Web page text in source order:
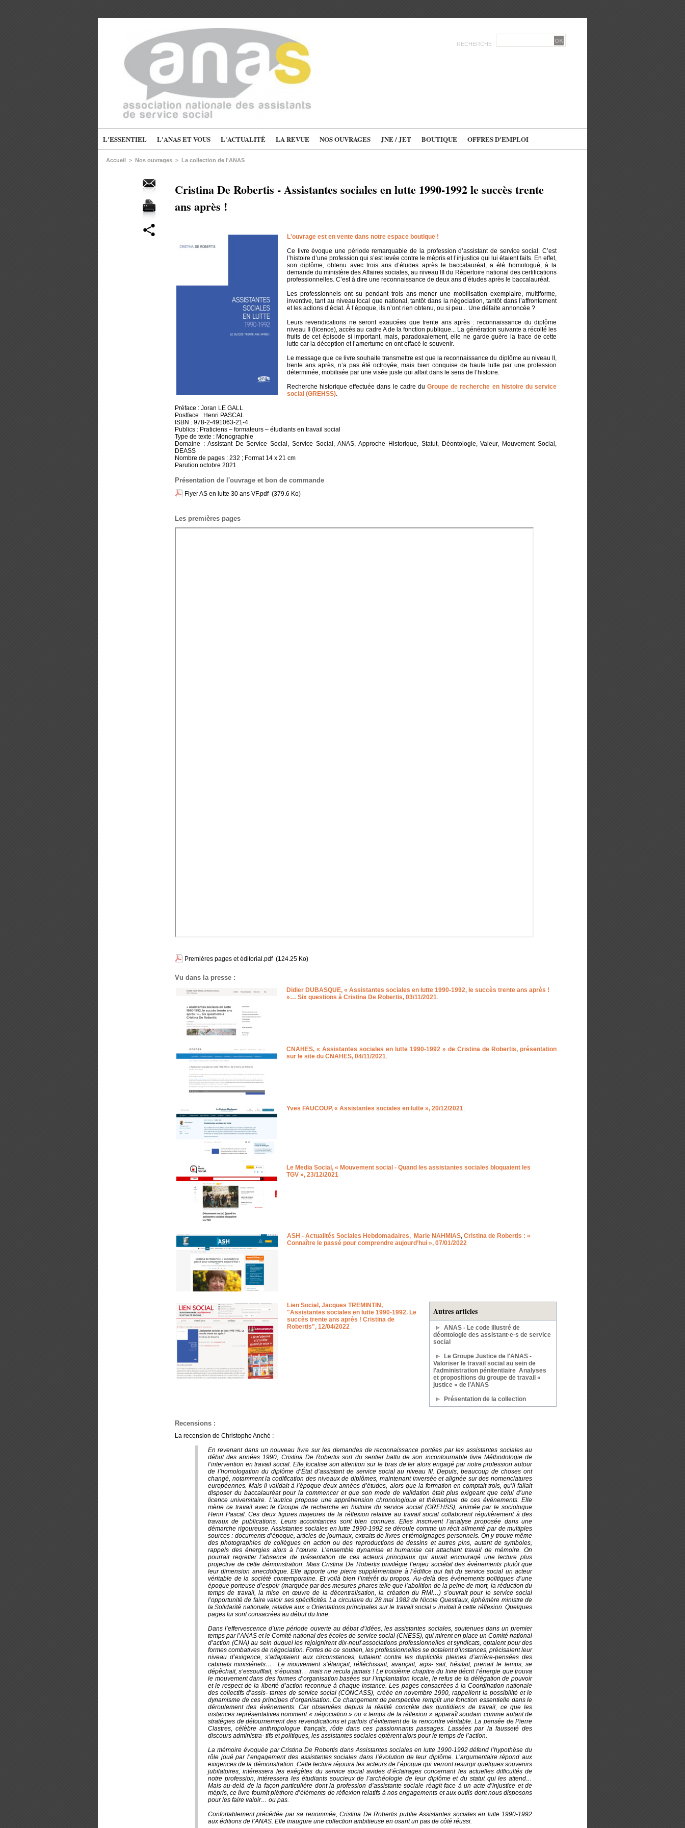
RECHERCHE
L'ESSENTIEL L'ANAS ET VOUS L'ACTUALITÉ LA REVUE NOS OUVRAGES JNE / JET BOUTIQUE OFFRES D'EMPLOI
Accueil > Nos ouvrages > La collection de l'ANAS
Cristina De Robertis - Assistantes sociales en lutte 1990-1992 le succès trente
ans après !
L'ouvrage est en vente dans notre espace boutique !
Ce livre évoque une période remarquable de la profession d’assistant de service social. C’est
l’histoire d’une profession qui s’est levée contre le mépris et l’injustice qui lui étaient faits. En effet,
son diplôme, obtenu avec trois ans d’études après le baccalauréat, a été homologué, à la
demande du ministère des Affaires sociales, au niveau III du Répertoire national des certifications
professionnelles. C’est à dire une reconnaissance de deux ans d’études après le baccalauréat.
Les professionnels ont su pendant trois ans mener une mobilisation exemplaire, multiforme,
inventive, tant au niveau local que national, tantôt dans la négociation, tantôt dans l’affrontement
et les actions d’éclat. À l’époque, ils n’ont rien obtenu, ou si peu... Une défaite annoncée ?
Leurs revendications ne seront exaucées que trente ans après : reconnaissance du diplôme
niveau II (licence), accès au cadre A de la fonction publique... La génération suivante a récolté́ les
fruits de cet épisode si important, mais, paradoxalement, elle ne garde guère la trace de cette
lutte car la déception et l’amertume en ont effacé le souvenir.
Le message que ce livre souhaite transmettre est que la reconnaissance du diplôme au niveau II,
trente ans après, n’a pas été octroyée, mais bien conquise de haute lutte par une profession
déterminée, mobilisée par une visée juste qui allait dans le sens de l’histoire.
Recherche historique effectuée dans le cadre duGroupe de recherche en histoire du service
social (GREHSS).
Préface : Joran LE GALL
Postface : Henri PASCAL
ISBN : 978-2-491063-21-4
Publics : Praticiens – formateurs – étudiants en travail social
Type de texte : Monographie
Domaine : Assistant De Service Social, Service Social, ANAS, Approche Historique, Statut, Déontologie, Valeur, Mouvement Social,
DEASS
Nombre de pages : 232 ; Format 14 x 21 cm
Parution octobre 2021
Présentation de l'ouvrage et bon de commande
Flyer AS en lutte 30 ans VF.pdf (379.6 Ko)
Les premières pages
Premières pages et éditorial.pdf (124.25 Ko)
Vu dans la presse :
Didier DUBASQUE, « Assistantes sociales en lutte 1990-1992, le succès trente ans après !
»… Six questions à Cristina De Robertis, 03/11/2021.
CNAHES, « Assistantes sociales en lutte 1990-1992 » de Cristina de Robertis, présentation
sur le site du CNAHES, 04/11/2021.
Yves FAUCOUP, « Assistantes sociales en lutte », 20/12/2021.
Le Media Social, « Mouvement social - Quand les assistantes sociales bloquaient les
TGV », 23/12/2021
ASH - Actualités Sociales Hebdomadaires, Marie NAHMIAS,Cristina de Robertis : «
Connaître le passé pour comprendre aujourd’hui », 07/01/2022
Autres articles
ANAS - Le code illustré de
déontologie des assistant·e·s de service
social
Le Groupe Justice de l'ANAS -
Valoriser le travail social au sein de
l'administration pénitentiaire Analyses
et propositions du groupe de travail «
justice » de l’ANAS
Présentation de la collection
Lien Social, Jacques TREMINTIN,
"Assistantes sociales en lutte 1990-1992. Le
succès trente ans après ! Cristina de
Robertis", 12/04/2022
Recensions :
La recension de Christophe Anché :
En revenant dans un nouveau livre sur les demandes de reconnaissance portées par les assistantes sociales au
début des années 1990, Cristina De Robertis sort du sentier battu de son incontournable livre Méthodologie de
l’intervention en travail social. Elle focalise son attention sur le bras de fer alors engagé par notre profession autour
de l’homologation du diplôme d’État d’assistant de service social au niveau III. Depuis, beaucoup de choses ont
changé, notamment la codification des niveaux de diplômes, maintenant inversée et alignée sur des nomenclatures
européennes. Mais il validait à l’époque deux années d’études, alors que la formation en comptait trois, qu’il fallait
disposer du baccalauréat pour la commencer et que son mode de validation était plus exigeant que celui d’une
licence universitaire. L’autrice propose une appréhension chronologique et thématique de ces événements. Elle
mène ce travail avec le Groupe de recherche en histoire du service social (GREHSS), animée par le sociologue
Henri Pascal. Ces deux figures majeures de la réflexion relative au travail social collaborent régulièrement à des
travaux de publications. Leurs accointances sont bien connues. Elles inscrivent l’analyse proposée dans une
démarche rigoureuse. Assistantes sociales en lutte 1990-1992 se déroule comme un récit alimenté par de multiples
sources : documents d’époque, articles de journaux, extraits de livres et témoignages personnels. On y trouve même
des photographies de collègues en action ou des reproductions de dessins et autres pins, autant de symboles,
rappels des énergies alors à l’œuvre. L’ensemble dynamise et humanise cet attachant travail de mémoire. On
pourrait regretter l’absence de présentation de ces acteurs principaux qui aurait encouragé une lecture plus
projective de cette démonstration. Mais Cristina De Robertis privilégie l’enjeu sociétal des événements plutôt que
leur dimension anecdotique. Elle apporte une pierre supplémentaire à l’édifice qui fait du service social un acteur
véritable de la société contemporaine. Et voilà bien l’intérêt du propos. Au‑delà des événements politiques d’une
époque porteuse d’espoir (marquée par des mesures phares telle que l’abolition de la peine de mort, la réduction du
temps de travail, la mise en œuvre de la décentralisation, la création du RMI…) s’ouvrait pour le service social
l’opportunité de faire valoir ses spécificités. La circulaire du 28 mai 1982 de Nicole Questiaux, éphémère ministre de
la Solidarité nationale, relative aux « Orientations principales sur le travail social » invitait à cette réflexion. Quelques
pages lui sont consacrées au début du livre.
Dans l’effervescence d’une période ouverte au débat d’idées, les assistantes sociales, soutenues dans un premier
temps par l’ANAS et le Comité national des écoles de service social (CNESS), qui mirent en place un Comité national
d’action (CNA) au sein duquel les rejoignirent dix‑neuf associations professionnelles et syndicats, optaient pour des
formes combatives de négociation. Fortes de ce soutien, les professionnelles se dotaient d’instances, précisaient leur
niveau d’exigence, s’adaptaient aux circonstances, luttaient contre les duplicités pleines d’arrière‑pensées des
cabinets ministériels… Le mouvement s’élançait, réfléchissait, avançait, agis‑ sait, hésitait, prenait le temps, se
dépêchait, s’essoufflait, s’épuisait… mais ne recula jamais ! Le troisième chapitre du livre décrit l’énergie que trouva
le mouvement dans des formes d’organisation basées sur l’implantation locale, le refus de la délégation de pouvoir
et le respect de la liberté d’action reconnue à chaque instance. Les pages consacrées à la Coordination nationale
des collectifs d’assis‑ tantes de service social (CONCASS), créée en novembre 1990, rappellent la possibilité et le
dynamisme de ces principes d’organisation. Ce changement de perspective remplit une fonction essentielle dans le
déroulement des événements. Car observées depuis la réalité concrète des quotidiens de travail, ce que les
instances représentatives nomment « négociation » ou « temps de la réflexion » apparaît soudain comme autant de
stratégies de détournement des revendications et parfois d’évitement de la rencontre véritable. La pensée de Pierre
Clastres, célèbre anthropologue français, rôde dans ces passionnants passages. Lassées par la fausseté des
discours administra‑ tifs et politiques, les assistantes sociales optèrent alors pour le temps de l’action.
La mémoire évoquée par Cristina De Robertis dans Assistantes sociales en lutte 1990-1992 défend l’hypothèse du
rôle joué par l’engagement des assistantes sociales dans l’évolution de leur diplôme. L’argumentaire répond aux
exigences de la démonstration. Cette lecture réjouira les acteurs de l’époque qui verront resurgir quelques souvenirs
jubilatoires, intéressera les exégètes du service social avides d’éclairages concernant les actuelles difficultés de
notre profession, intéressera les étudiants soucieux de l’archéologie de leur diplôme et du statut qui les attend…
Mais au‑delà de la façon particulière dont la profession d’assistante sociale réagit face à un acte d’injustice et de
mépris, ce livre fournit pléthore d’éléments de réflexion relatifs à nos engagements et aux outils dont nous disposons
pour les faire valoir… ou pas.
Confortablement précédée par sa renommée, Cristina De Robertis publie Assistantes sociales en lutte 1990-1992
aux éditions de l’ANAS. Elle inaugure une collection ambitieuse en osant un pas de côté réussi.